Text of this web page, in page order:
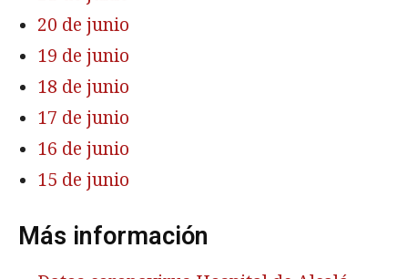
20 de junio
19 de junio
18 de junio
17 de junio
16 de junio
15 de junio
Más información